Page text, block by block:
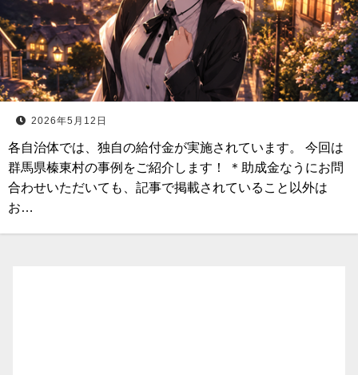
2026年5月12日
各自治体では、独自の給付金が実施されています。 今回は
群馬県榛東村の事例をご紹介します！ ＊助成金なうにお問
合わせいただいても、記事で掲載されていること以外は
お…